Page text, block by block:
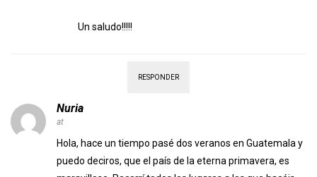
Un saludo!!!!!
RESPONDER
Nuria
at
Hola, hace un tiempo pasé dos veranos en Guatemala y
puedo deciros, que el país de la eterna primavera, es